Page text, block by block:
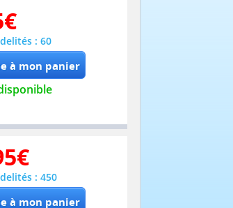
€
: 60
€
: 450